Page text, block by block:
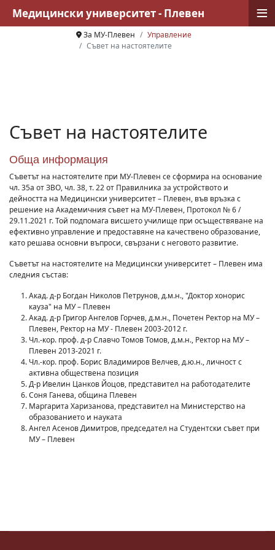
За МУ-Плевен
Управление
Съвет на настоятелите
Съвет на настоятелите
Обща информация
Съветът на настоятелите при МУ-Плевен се сформира на основание
чл. 35а от ЗВО, чл. 38, т. 22 от Правилника за устройството и
дейността на Медицински университет – Плевен, във връзка с
решение на Академичния съвет на МУ-Плевен, Протокол № 6 /
29.11.2021 г. Той подпомага висшето училище при осъществяване на
ефективно управление и предоставяне на качествено образование,
като решава основни въпроси, свързани с неговото развитие.
Съветът на настоятелите на Медицински университет – Плевен има
следния състав:
Акад. д-р Богдан Николов Петрунов, д.м.н., "Доктор хонорис
кауза" на МУ – Плевен
Акад. д-р Григор Ангелов Горчев, д.м.н., Почетен Ректор на МУ –
Плевен, Ректор на МУ - Плевен 2003-2012 г.
Чл.-кор. проф. д-р Славчо Томов Томов, д.м.н., Ректор на МУ –
Плевен 2013-2021 г.
Чл.-кор. проф. Борис Владимиров Велчев, д.ю.н., личност с
активна обществена позиция
Д-р Ивелин Цанков Йоцов, представител на работодателите
Соня Ганева, община Плевен
Маргарита Харизанова, представител на Министерство на
образованието и науката
Ангел Асенов Димитров, председател на Студентски съвет при
МУ – Плевен
Медицински университет - Плевен ≡